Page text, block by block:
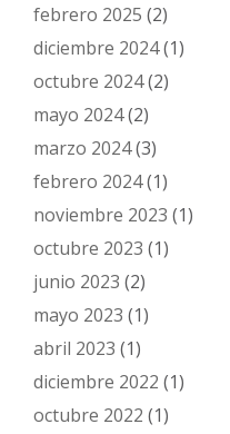
febrero 2025 (2)
diciembre 2024(1)
octubre 2024(2)
mayo 2024(2)
marzo 2024(3)
febrero 2024(1)
noviembre 2023 (1)
octubre 2023 (1)
junio 2023 (2)
mayo 2023 (1)
abril 2023 (1)
diciembre 2022 (1)
octubre 2022 (1)